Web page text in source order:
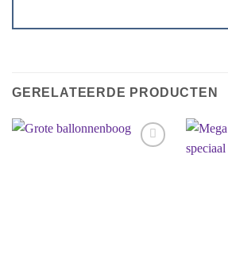
GERELATEERDE PRODUCTEN